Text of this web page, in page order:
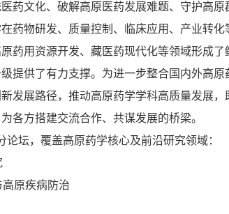
药文化、破解高原医药发展难题、守护高
药物研发、质量控制、临床应用、产业转
药用资源开发、藏医药现代化等领域形成
提供了有力支撑。为进一步整合国内外高
发展路径，推动高原药学学科高质量发展
各方搭建交流合作、共谋发展的桥梁。
坛，覆盖高原药学核心及前沿研究领域：
原疾病防治